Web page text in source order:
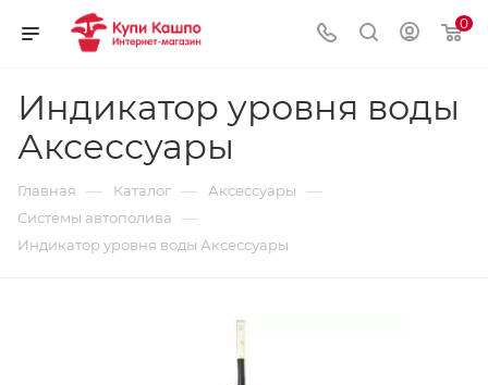
0
Индикатор уровня воды
Аксессуары
Главная — Каталог — Аксессуары —
Системы автополива —
Индикатор уровня воды Аксессуары